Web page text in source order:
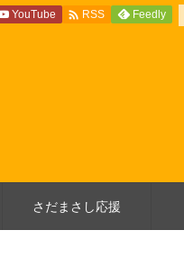
さだまさし応援
YouTube  RSS Feedly